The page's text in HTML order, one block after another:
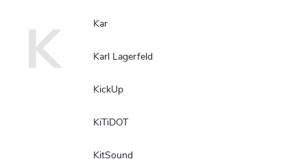
K Kar
Karl Lagerfeld
KickUp
KiTiDOT
KitSound